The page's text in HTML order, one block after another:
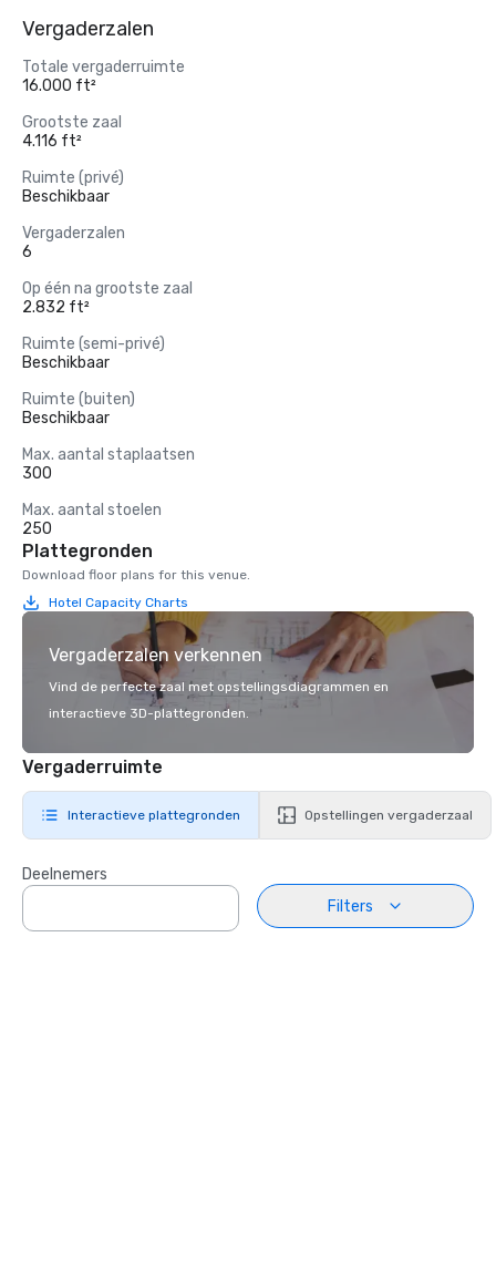
Vergaderzalen
Totale vergaderruimte
16.000 ft²
Grootste zaal
4.116 ft²
Ruimte (privé)
Beschikbaar
Vergaderzalen
6
Op één na grootste zaal
2.832 ft²
Ruimte (semi-privé)
Beschikbaar
Ruimte (buiten)
Beschikbaar
Max. aantal staplaatsen
300
Max. aantal stoelen
250
Plattegronden
Download floor plans for this venue.
Hotel Capacity Charts
Vergaderzalen verkennen
Vind de perfecte zaal met opstellingsdiagrammen en
interactieve 3D-plattegronden.
Vergaderruimte
Interactieve plattegronden Opstellingen vergaderzaal
Deelnemers
Filters